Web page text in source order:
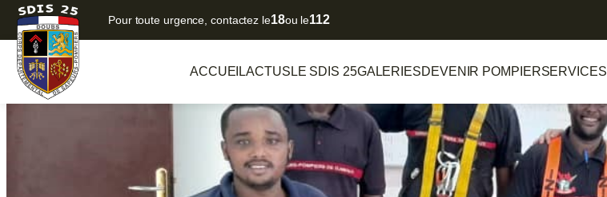
Pour toute urgence, contactez le18ou le112
ACCUEILACTUS LE SDIS 25GALERIESDEVENIR POMPIERSERVICES